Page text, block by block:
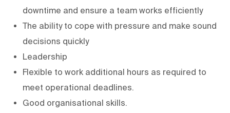
downtime and ensure a team works efficiently
The ability to cope with pressure and make sound
decisions quickly
Leadership
Flexible to work additional hours as required to
meet operational deadlines.
Good organisational skills.